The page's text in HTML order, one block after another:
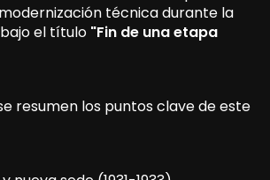
técnica durante la
el título "Fin de una etapa
resumen los puntos clave de este